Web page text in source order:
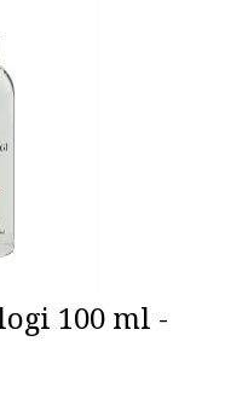
100 ml -